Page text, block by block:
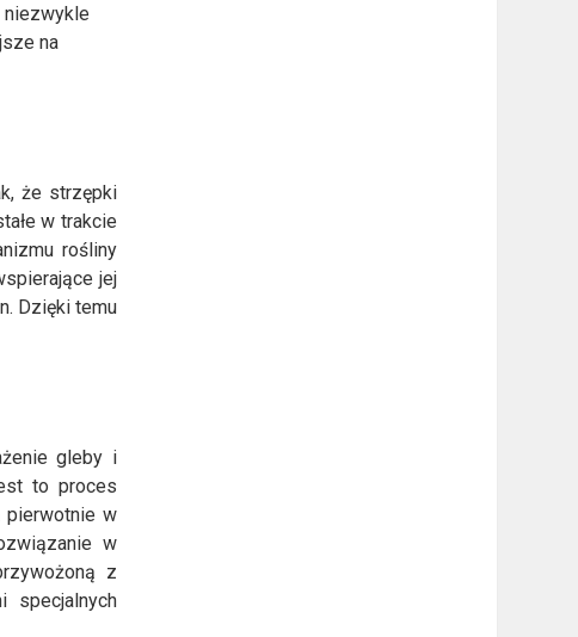
niezwykle
na
że strzępki
w trakcie
rośliny
jej
Dzięki temu
gleby i
to proces
pierwotnie w
w
z
specjalnych